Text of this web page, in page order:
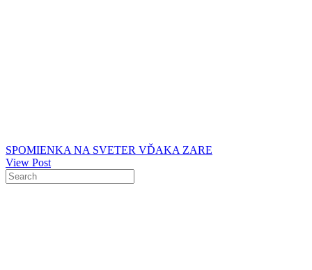
SPOMIENKA NA SVETER VĎAKA ZARE
View Post